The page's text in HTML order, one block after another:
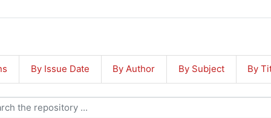
By Issue Date By Author By Subject By